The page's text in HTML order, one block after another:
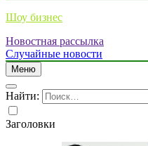
Шоу бизнес
Новостная рассылка
Случайные новости
Меню
Найти:
Заголовки